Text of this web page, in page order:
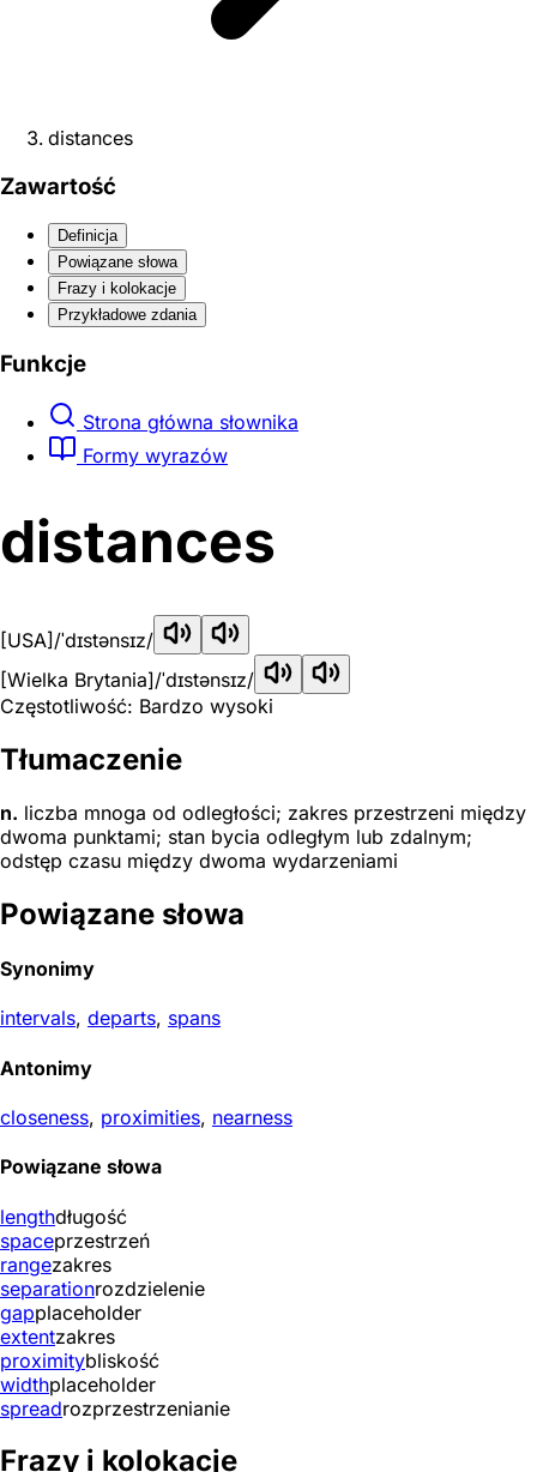
distances
Zawartość
Definicja
Powiązane słowa
Frazy i kolokacje
Przykładowe zdania
Funkcje
Strona główna słownika
Formy wyrazów
distances
[USA] /ˈdɪstənsɪz/
[Wielka Brytania]/ˈdɪstənsɪz/
Częstotliwość: Bardzo wysoki
Tłumaczenie
n. liczba mnoga od odległości; zakres przestrzeni między
dwoma punktami; stan bycia odległym lub zdalnym;
odstęp czasu między dwoma wydarzeniami
Powiązane słowa
Synonimy
intervals, departs, spans
Antonimy
closeness, proximities, nearness
Powiązane słowa
lengthdługość
spaceprzestrzeń
rangezakres
separationrozdzielenie
gapplaceholder
extentzakres
proximitybliskość
widthplaceholder
spreadrozprzestrzenianie
Frazy i kolokacje